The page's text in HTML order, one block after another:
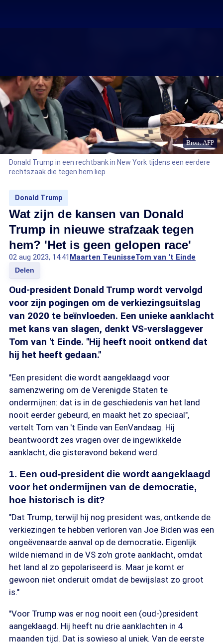
Bron: AFP
Donald Trump in een rechtbank in New York tijdens een eerdere
rechtszaak die tegen hem liep
Donald Trump
Wat zijn de kansen van Donald
Trump in nieuwe strafzaak tegen
hem? 'Het is geen gelopen race'
02 aug 2023, 14:41 Maarten TeunisseTom van 't Einde
Delen
Oud-president Donald Trump wordt vervolgd
voor zijn pogingen om de verkiezingsuitslag
van 2020 te beïnvloeden. Een unieke aanklacht
met kans van slagen, denkt VS-verslaggever
Tom van 't Einde. "Hij heeft nooit ontkend dat
hij het heeft gedaan."
"Een president die wordt aangeklaagd voor
samenzwering om de Verenigde Staten te
ondermijnen: dat is in de geschiedenis van het land
nooit eerder gebeurd, en maakt het zo speciaal",
vertelt Tom van 't Einde van EenVandaag. Hij
beantwoordt zes vragen over de ingewikkelde
aanklacht, die gisteravond bekend werd.
1. Een oud-president die wordt aangeklaagd
voor het ondermijnen van de democratie,
hoe historisch is dit?
"Dat Trump, terwijl hij nog president was, ontkende de
verkiezingen te hebben verloren van Joe Biden was een
ongeëvenaarde aanval op de democratie. Eigenlijk
wilde niemand in de VS zo'n grote aanklacht, omdat
het land al zo gepolariseerd is. Maar je komt er
gewoon niet onderuit omdat de bewijslast zo groot
is."
"Voor Trump was er nog nooit een (oud-)president
aangeklaagd. Hij heeft nu drie aanklachten in 4
maanden tijd. Dat is sowieso al uniek. Van de eerste